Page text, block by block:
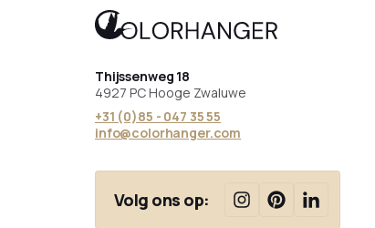
Thijssenweg 18
4927 PC Hooge Zwaluwe
+31 (0)85 - 047 35 55
info@colorhanger.com
Volg ons op: